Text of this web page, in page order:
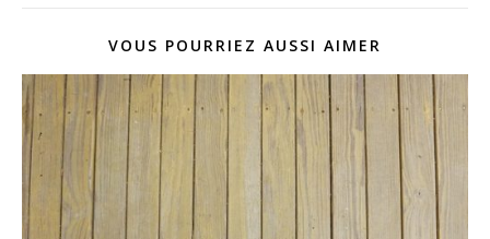
VOUS POURRIEZ AUSSI AIMER